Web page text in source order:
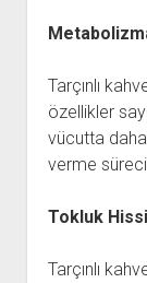
Tarçınlı
özellikler
vücutta
verme
Tokluk
Tarçınlı